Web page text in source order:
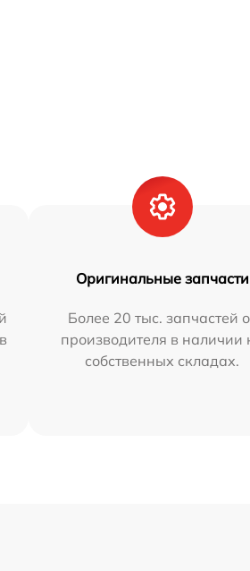
Оригинальные запчасти
Более 20 тыс. запчастей
производителя в наличии
собственных складах.